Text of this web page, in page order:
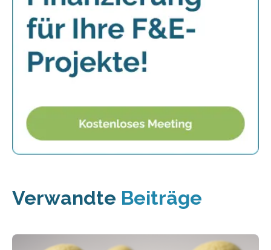
Verwandte Beiträge